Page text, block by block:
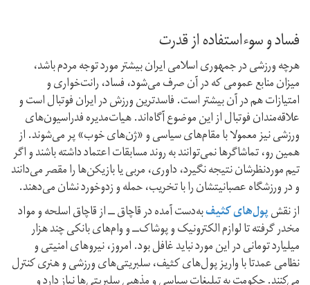
فساد و سوء‌استفاده از قدرت
هرچه ورزشی در جمهوری اسلامی ایران بیشتر مورد توجه مردم باشد،
میزان منابع عمومی که در آن صرف می‌شود، فساد، رانت‌خواری و
امتیازات هم در آن بیشتر است. فاسد‌ترین ورزش در ایران فوتبال است و
علاقه‌مندان فوتبال از این موضوع آگاه‌اند. هیات‌مدیره‌ فدراسیون‌های
ورزشی نیز معمولا با مقام‌های سیاسی و «ژن‌های خوب» پر می‌شوند. از
همین رو، تماشاگر‌ها نمی‌توانند به روند مسابقات اعتماد داشته باشند و اگر
تیم مورد‌نظرشان نتیجه نگیرد، داوری، مربی‌ یا بازیکن‌ها را مقصر می‌دانند
و در ورزشگاه عصبانیتشان را با تخریب، حمله و زد‌و‌خورد نشان می‌دهند.
از نقشپول‌های کثیفبه‌دست آمده در قاچاق ــ‌ از قاچاق اسلحه و مواد
مخدر گرفته تا لوازم الکترونیک و پوشاک‌ــ و وام‌های بانکی چند هزار
میلیارد تومانی در این مورد نباید غافل بود. امروز، نیروهای امنیتی و
نظامی عمدتا با واریز پول‌های کثیف، سلبریتی‌های ورزشی و هنری کنترل